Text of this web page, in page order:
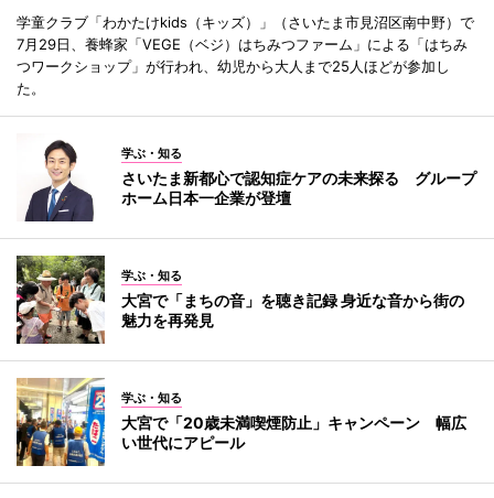
学童クラブ「わかたけkids（キッズ）」（さいたま市見沼区南中野）で
7月29日、養蜂家「VEGE（ベジ）はちみつファーム」による「はちみ
つワークショップ」が行われ、幼児から大人まで25人ほどが参加し
た。
学ぶ・知る
さいたま新都心で認知症ケアの未来探る グループ
ホーム日本一企業が登壇
学ぶ・知る
大宮で「まちの音」を聴き記録 身近な音から街の
魅力を再発見
学ぶ・知る
大宮で「20歳未満喫煙防止」キャンペーン 幅広
い世代にアピール